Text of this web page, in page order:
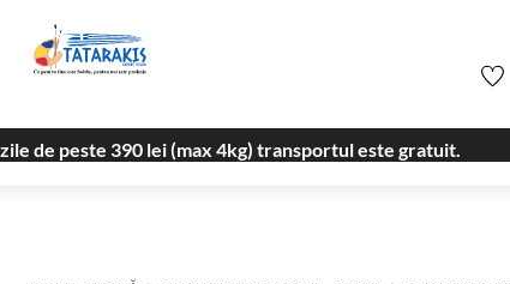
de peste 390 lei (max 4kg) transportul este gratuit.